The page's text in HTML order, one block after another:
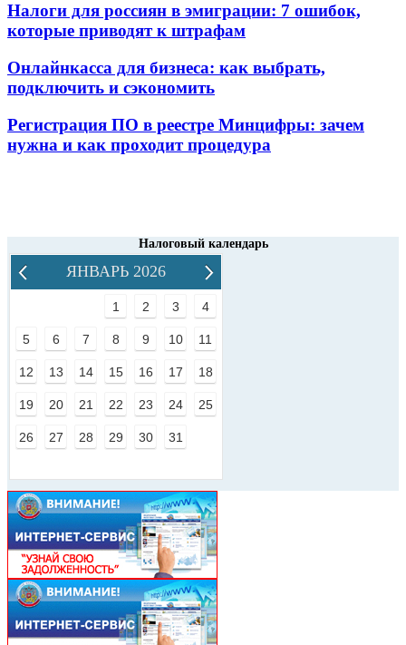
Налоги для россиян в эмиграции: 7 ошибок,
которые приводят к штрафам
Онлайнкасса для бизнеса: как выбрать,
подключить и сэкономить
Регистрация ПО в реестре Минцифры: зачем
нужна и как проходит процедура
Налоговый календарь
ЯНВАРЬ 2026
1 2 3 4
5 6 7 8 9 10 11
12 13 14 15 16 17 18
19 20 21 22 23 24 25
26 27 28 29 30 31